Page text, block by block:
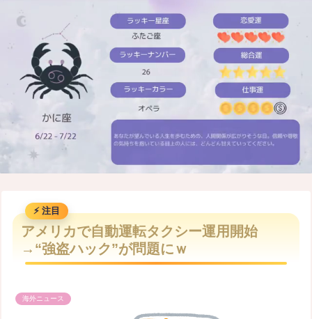
M
アメリカで自動運転タクシー運用開始
→“強盗ハック”が問題にｗ
海外ニュース